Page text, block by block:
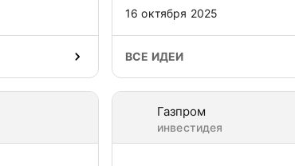
16 октября 2025
ВСЕ ИДЕИ
Газпром
инвестидея